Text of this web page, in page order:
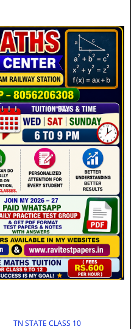
TN STATE CLASS 10